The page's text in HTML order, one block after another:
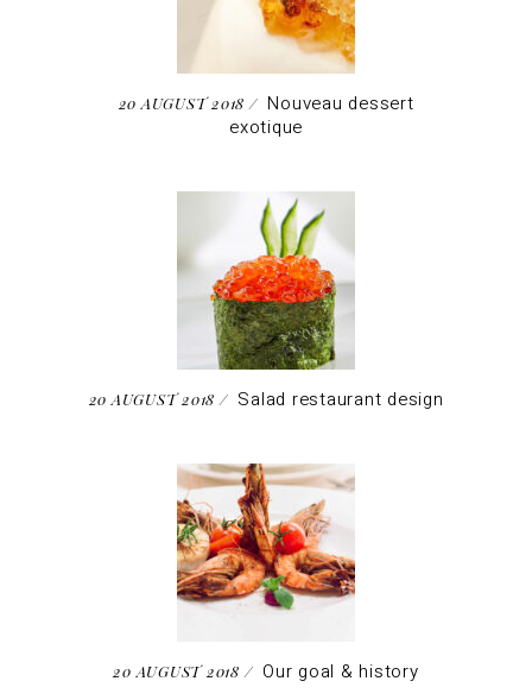
20 AUGUST 2018
Nouveau dessert
exotique
20 AUGUST 2018 Salad restaurant design
20 AUGUST 2018 Our goal & history